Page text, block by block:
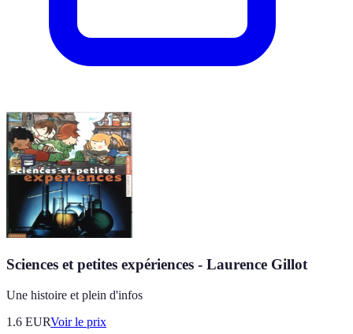
Sciences et petites expériences - Laurence Gillot
Une histoire et plein d'infos
1.6 EURVoir le prix